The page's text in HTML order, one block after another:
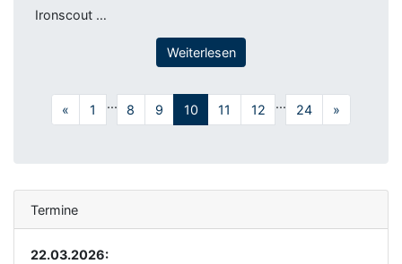
Ironscout …
Weiterlesen
« 1 ... 8 9 10 11 12 ... 24 »
Termine
22.03.2026: